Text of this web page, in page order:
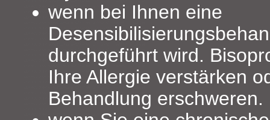
wenn bei Ihnen eine
durchgeführt wird.
Ihre Allergie verstärken
Behandlung erschweren.